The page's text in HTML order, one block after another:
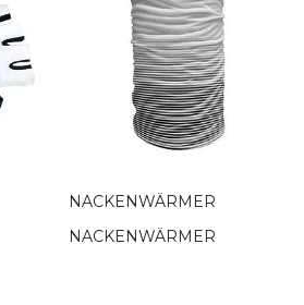
NACKENWÄRMER
NACKENWÄRMER